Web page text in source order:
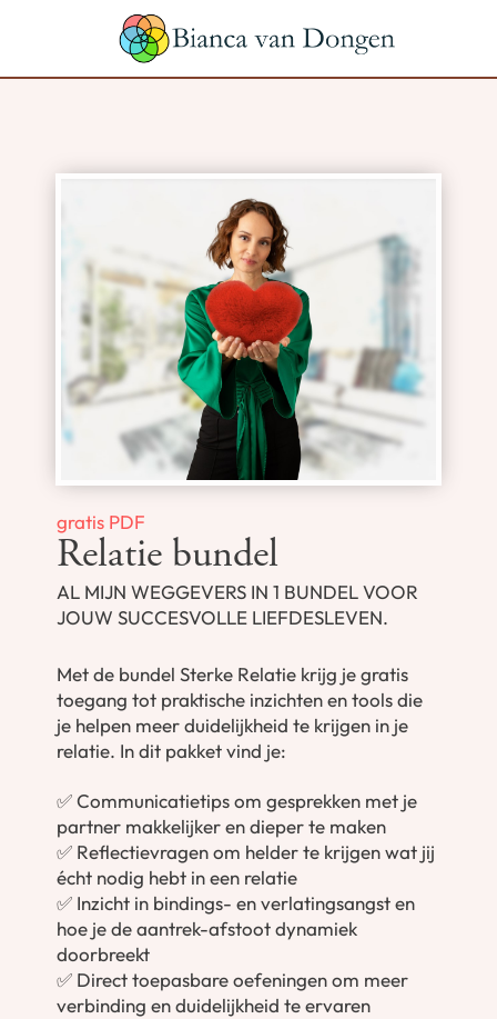
gratis PDF
Relatie bundel
AL MIJN WEGGEVERS IN 1 BUNDEL VOOR
JOUW SUCCESVOLLE LIEFDESLEVEN.
Met de bundel Sterke Relatie krijg je gratis
toegang tot praktische inzichten en tools die
je helpen meer duidelijkheid te krijgen in je
relatie. In dit pakket vind je:
✅Communicatietipsom gesprekken met je
partner makkelijker en dieper te maken
✅ Reflectievragenom helder te krijgen wat jij
écht nodig hebt in een relatie
✅ Inzicht in bindings- en verlatingsangsten
hoe je de aantrek-afstoot dynamiek
doorbreekt
✅ Direct toepasbare oefeningenom meer
verbinding en duidelijkheid te ervaren